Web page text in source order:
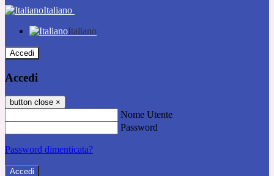
Italiano
Italiano
Accedi
Accedi
button close ×
Nome Utente
Password
Password dimenticata?